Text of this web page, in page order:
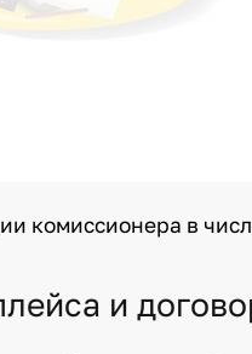
комиссионера в
и